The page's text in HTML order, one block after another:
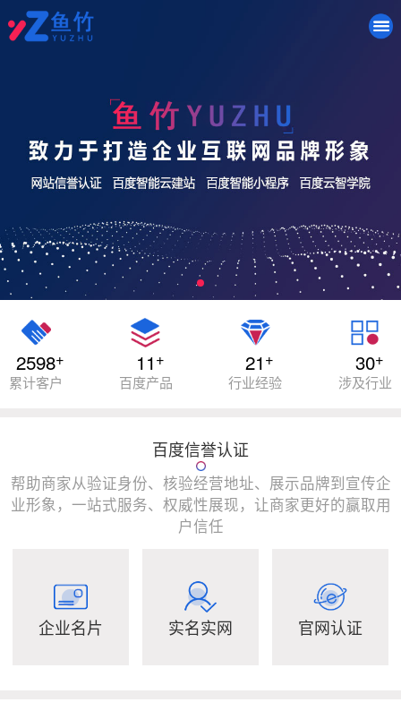
2598+
累计客户
11+
百度产品
21+
行业经验
30+
涉及行业
百度信誉认证
帮助商家从验证身份、核验经营地址、展示品牌到宣传企
业形象，一站式服务、权威性展现，让商家更好的赢取用
户信任
企业名片 实名实网 官网认证